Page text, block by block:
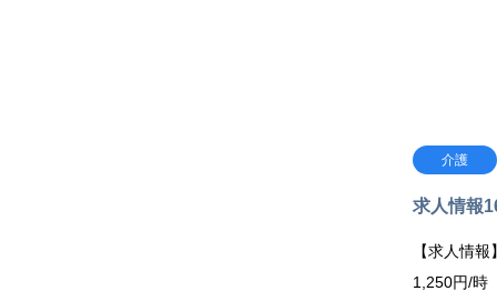
介護
求人情報
【求人情
1,250円/